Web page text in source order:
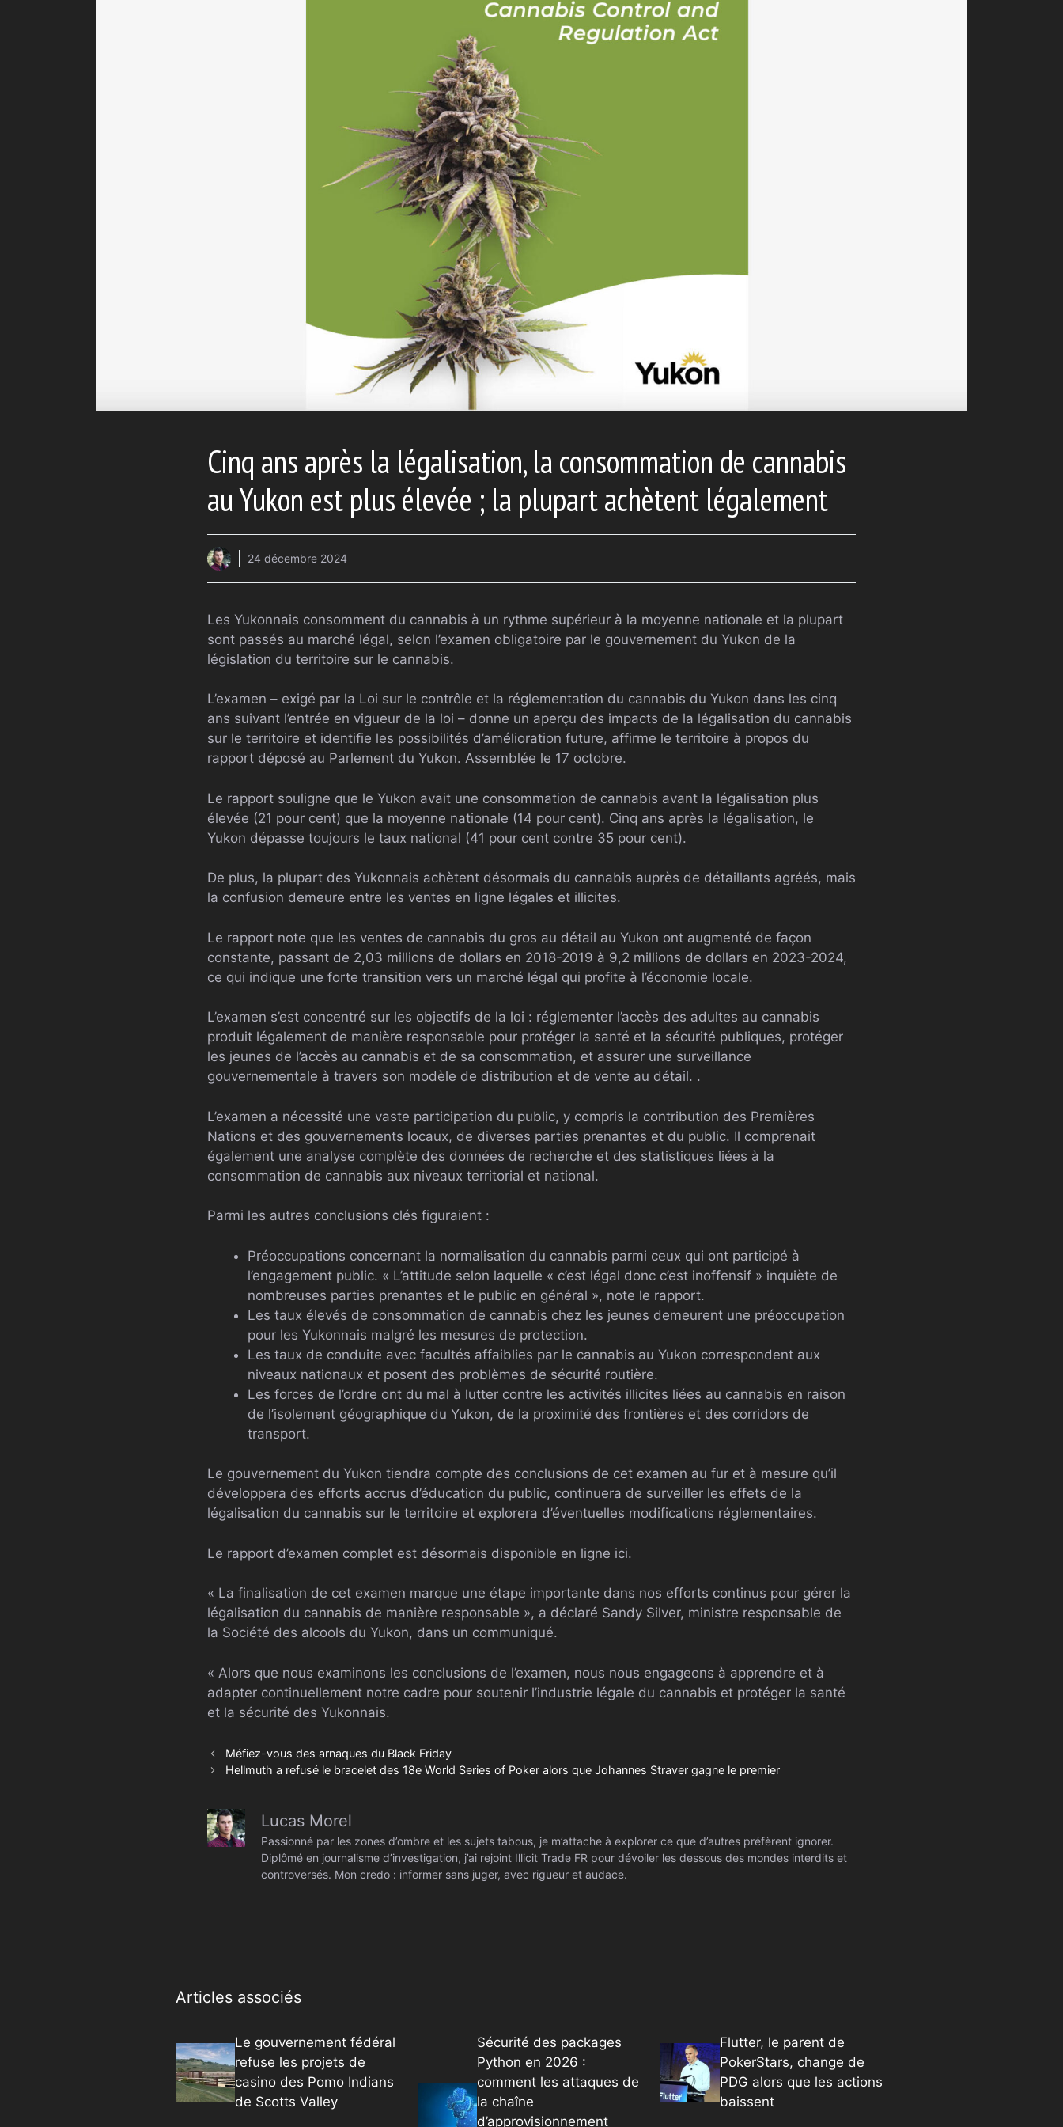
Cinq ans après la légalisation, la consommation de cannabis
au Yukon est plus élevée ; la plupart achètent légalement
24 décembre 2024
Les Yukonnais consomment du cannabis à un rythme supérieur à la moyenne nationale et la plupart
sont passés au marché légal, selon l’examen obligatoire par le gouvernement du Yukon de la
législation du territoire sur le cannabis.
L’examen – exigé par la Loi sur le contrôle et la réglementation du cannabis du Yukon dans les cinq
ans suivant l’entrée en vigueur de la loi – donne un aperçu des impacts de la légalisation du cannabis
sur le territoire et identifie les possibilités d’amélioration future, affirme le territoire à propos du
rapport déposé au Parlement du Yukon. Assemblée le 17 octobre.
Le rapport souligne que le Yukon avait une consommation de cannabis avant la légalisation plus
élevée (21 pour cent) que la moyenne nationale (14 pour cent). Cinq ans après la légalisation, le
Yukon dépasse toujours le taux national (41 pour cent contre 35 pour cent).
De plus, la plupart des Yukonnais achètent désormais du cannabis auprès de détaillants agréés, mais
la confusion demeure entre les ventes en ligne légales et illicites.
Le rapport note que les ventes de cannabis du gros au détail au Yukon ont augmenté de façon
constante, passant de 2,03 millions de dollars en 2018-2019 à 9,2 millions de dollars en 2023-2024,
ce qui indique une forte transition vers un marché légal qui profite à l’économie locale.
L’examen s’est concentré sur les objectifs de la loi : réglementer l’accès des adultes au cannabis
produit légalement de manière responsable pour protéger la santé et la sécurité publiques, protéger
les jeunes de l’accès au cannabis et de sa consommation, et assurer une surveillance
gouvernementale à travers son modèle de distribution et de vente au détail. .
L’examen a nécessité une vaste participation du public, y compris la contribution des Premières
Nations et des gouvernements locaux, de diverses parties prenantes et du public. Il comprenait
également une analyse complète des données de recherche et des statistiques liées à la
consommation de cannabis aux niveaux territorial et national.
Parmi les autres conclusions clés figuraient :
Préoccupations concernant la normalisation du cannabis parmi ceux qui ont participé à
l’engagement public. « L’attitude selon laquelle « c’est légal donc c’est inoffensif » inquiète de
nombreuses parties prenantes et le public en général », note le rapport.
Les taux élevés de consommation de cannabis chez les jeunes demeurent une préoccupation
pour les Yukonnais malgré les mesures de protection.
Les taux de conduite avec facultés affaiblies par le cannabis au Yukon correspondent aux
niveaux nationaux et posent des problèmes de sécurité routière.
Les forces de l’ordre ont du mal à lutter contre les activités illicites liées au cannabis en raison
de l’isolement géographique du Yukon, de la proximité des frontières et des corridors de
transport.
Le gouvernement du Yukon tiendra compte des conclusions de cet examen au fur et à mesure qu’il
développera des efforts accrus d’éducation du public, continuera de surveiller les effets de la
légalisation du cannabis sur le territoire et explorera d’éventuelles modifications réglementaires.
Le rapport d’examen complet est désormais disponible en ligne ici.
« La finalisation de cet examen marque une étape importante dans nos efforts continus pour gérer la
légalisation du cannabis de manière responsable », a déclaré Sandy Silver, ministre responsable de
la Société des alcools du Yukon, dans un communiqué.
« Alors que nous examinons les conclusions de l’examen, nous nous engageons à apprendre et à
adapter continuellement notre cadre pour soutenir l’industrie légale du cannabis et protéger la santé
et la sécurité des Yukonnais.
Méfiez-vous des arnaques du Black Friday
Hellmuth a refusé le bracelet des 18e World Series of Poker alors que Johannes Straver gagne le premier
Lucas Morel
Passionné par les zones d’ombre et les sujets tabous, je m’attache à explorer ce que d’autres préfèrent ignorer.
Diplômé en journalisme d’investigation, j’ai rejoint Illicit Trade FR pour dévoiler les dessous des mondes interdits et
controversés. Mon credo : informer sans juger, avec rigueur et audace.
Articles associés
Le gouvernement fédéral
refuse les projets de
casino des Pomo Indians
de Scotts Valley
Sécurité des packages
Python en 2026 :
comment les attaques de
la chaîne
d’approvisionnement
Flutter, le parent de
PokerStars, change de
PDG alors que les actions
baissent